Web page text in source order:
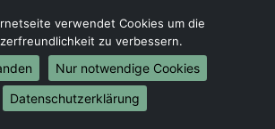
nach Wuppertal
nach Bielefeld
nach Bonn
nach Münster
Umzüge
verwendet Cookies um die
zu verbessern.
Nur notwendige Cookies
Datenschutzerklärung